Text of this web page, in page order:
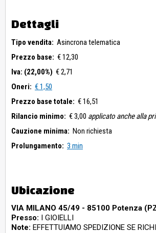
Dettagli
Tipo vendita: Asincrona telematica
Prezzo base: € 12,30
Iva: (22,00%) € 2,71
Oneri: € 1,50
Prezzo base totale: € 16,51
Rilancio minimo: € 3,00 applicato anche alla
Cauzione minima: Non richiesta
Prolungamento: 3 min
Ubicazione
VIA MILANO 45/49 - 85100 Potenza
Presso: I GIOIELLI
Note: EFFETTUIAMO SPEDIZIONE SE